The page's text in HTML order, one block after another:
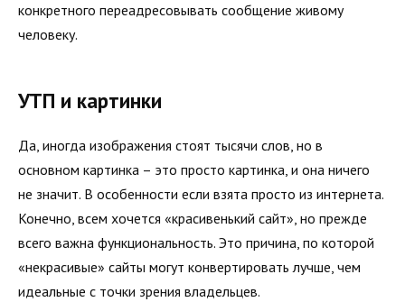
конкретного переадресовывать сообщение живому
человеку.
УТП и картинки
Да, иногда изображения стоят тысячи слов, но в
основном картинка – это просто картинка, и она ничего
не значит. В особенности если взята просто из интернета.
Конечно, всем хочется «красивенький сайт», но прежде
всего важна функциональность. Это причина, по которой
«некрасивые» сайты могут конвертировать лучше, чем
идеальные с точки зрения владельцев.